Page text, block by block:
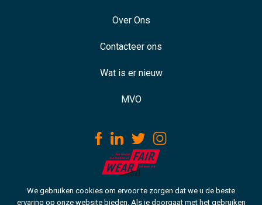
Over Ons
Contacteer ons
Wat is er nieuw
MVO
Download our ISO certificate
We gebruiken cookies om ervoor te zorgen dat we u de beste
ervaring op onze website bieden. Als je doorgaat met het gebruiken